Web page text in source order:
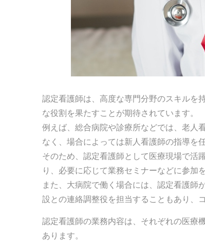
認定看護師は、高度な専門分野のスキルを
な役割を果たすことが期待されています。
例えば、総合病院や診療所などでは、老人
なく、場合によっては新人看護師の指導を
そのため、認定看護師として医療現場で活
り、必要に応じて業務セミナーなどに参加
また、大病院で働く場合には、認定看護師
設との連絡調整役を担当することもあり、
認定看護師の業務内容は、それぞれの医療
あります。